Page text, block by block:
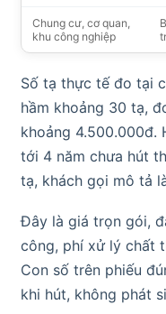
Chung cư, cơ quan,
khu công nghiệp
Số tạ thực tế đo tại
hầm khoảng 30 tạ,
khoảng 4.500.000đ.
tới 4 năm chưa hút
tạ, khách gọi mô tả
Đây là giá trọn gói,
công, phí xử lý chất
Con số trên phiếu
khi hút, không phát